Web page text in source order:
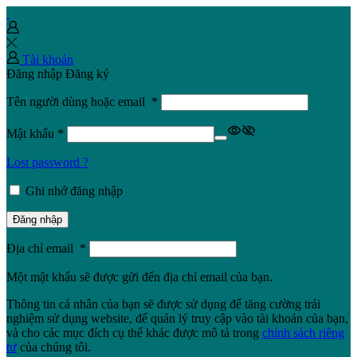
Tài khoản
Đăng nhập Đăng ký
Tên người dùng hoặc email *
Mật khẩu *
Lost password ?
Ghi nhớ đăng nhập
Đăng nhập
Địa chỉ email *
Một mật khẩu sẽ được gửi đến địa chỉ email của bạn.
Thông tin cá nhân của bạn sẽ được sử dụng để tăng cường trải
nghiệm sử dụng website, để quản lý truy cập vào tài khoản của bạn,
và cho các mục đích cụ thể khác được mô tả trong chính sách riêng
tư của chúng tôi.